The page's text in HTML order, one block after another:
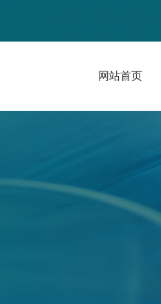
网站首页